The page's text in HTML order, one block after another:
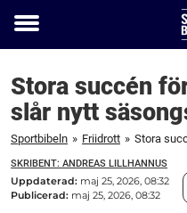
Toggle
Stora succén
slår nytt
Sportbibeln » Friidrott »
SKRIBENT: ANDREAS LILLHANNUS
Uppdaterad: maj 25, 2026, 08:32
Publicerad: maj 25, 2026, 08:32